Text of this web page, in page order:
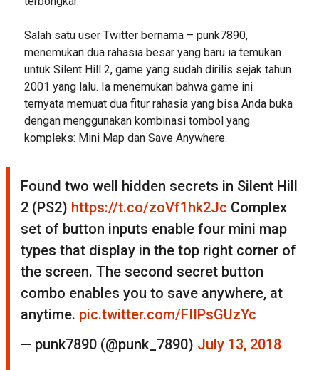
Salah satu user Twitter bernama – punk7890,
menemukan dua rahasia besar yang baru ia temukan
untuk Silent Hill 2, game yang sudah dirilis sejak tahun
2001 yang lalu. Ia menemukan bahwa game ini
ternyata memuat dua fitur rahasia yang bisa Anda buka
dengan menggunakan kombinasi tombol yang
kompleks: Mini Map dan Save Anywhere.
Found two well hidden secrets in Silent Hill
2 (PS2) https://t.co/zoVf1hk2Jc Complex
set of button inputs enable four mini map
types that display in the top right corner of
the screen. The second secret button
combo enables you to save anywhere, at
anytime. pic.twitter.com/FIIPsGUzYc
— punk7890 (@punk_7890) July 13, 2018